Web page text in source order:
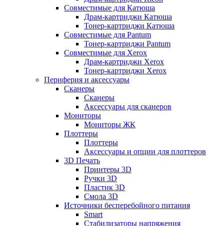
Совместимые для Катюша
Драм-картриджи Катюша
Тонер-картриджи Катюша
Совместимые для Pantum
Тонер-картриджи Pantum
Совместимые для Xerox
Драм-картриджи Xerox
Тонер-картриджи Xerox
Периферия и аксессуары
Сканеры
Сканеры
Аксессуары для сканеров
Мониторы
Мониторы ЖК
Плоттеры
Плоттеры
Аксессуары и опции для плоттеров
3D Печать
Принтеры 3D
Ручки 3D
Пластик 3D
Смола 3D
Источники бесперебойного питания
Smart
Стабилизаторы напряжения